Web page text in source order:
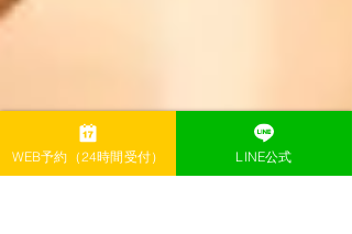
WEB予約（24時間受付） LINE公式